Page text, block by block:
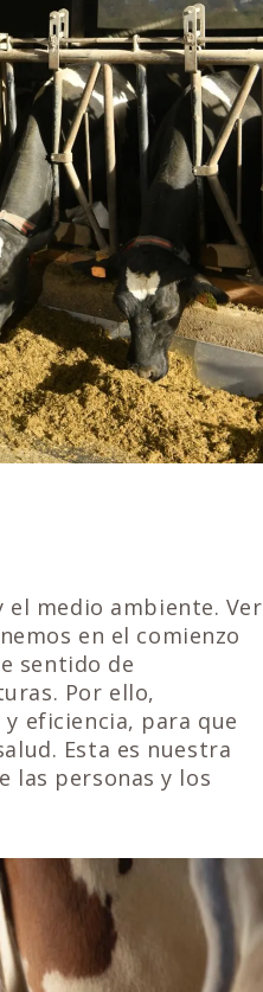
el medio ambiente. Ver
en el comienzo
sentido de
Por ello,
eficiencia, para que
Esta es nuestra
las personas y los